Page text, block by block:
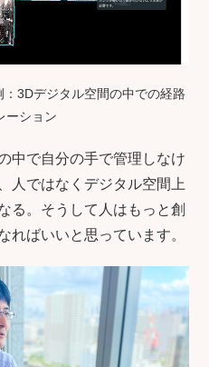
3Dデジタル空間の中での経路
ーション
中で自分の手で管理しなけ
人ではなくデジタル空間上
る。そうして人はもっと創
ればいいと思っています。